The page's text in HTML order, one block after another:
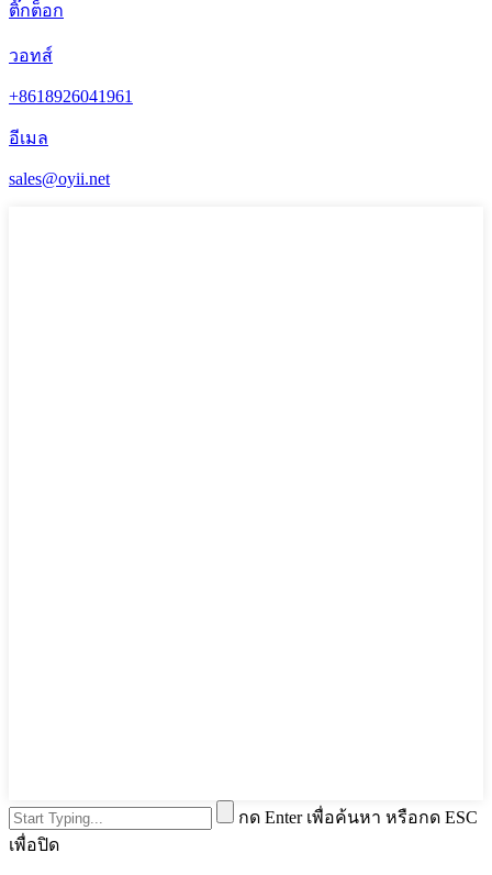
ติ๊กต็อก
วอทส์
+8618926041961
อีเมล
sales@oyii.net
กด Enter เพื่อค้นหา หรือกด ESC
เพื่อปิด